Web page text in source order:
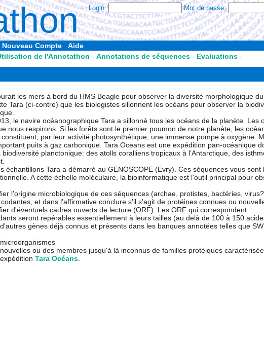
Login: Mot de passe:
Nouveau Compte
Aide
de l'Annotathon - Annotations de séquences - Evaluations -
les mers à bord du HMS Beagle pour observer la diversité morphologique
Tara (ci-contre) que les biologistes sillonnent les océans pour observer la
le navire océanographique Tara a sillonné tous les océans de la planète. Les
nous respirons. Si les forêts sont le premier poumon de notre planète, les
par leur activité photosynthétique, une immense pompe à oxygène.
puits à gaz carbonique. Tara Oceans est une expédition pan-océanique
planctonique: des atolls coralliens tropicaux à l’Antarctique, des
échantillons Tara a démarré au GENOSCOPE (Evry). Ces séquences vous sont
A cette échelle moléculaire, la bioinformatique est l'outil principal pour
l'origine microbiologique de ces séquences (archae, protistes, bactéries,
et dans l'affirmative conclure s'il s'agit de protéines connues ou
d'éventuels cadres ouverts de lecture (ORF). Les ORF qui correspondent
seront repérables essentiellement à leurs tailles (au delà de 100 à 150
gènes déjà connus et présents dans les banques annotées telles que
ou des membres jusqu'à là inconnus de familles protéiques
Tara Océans